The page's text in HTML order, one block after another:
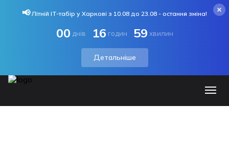
📢Літній IT-табір у Харкові з 10.08 до 23.08 - остання зміна!
00 днів 16 годин 59 хвилин
Детальніше